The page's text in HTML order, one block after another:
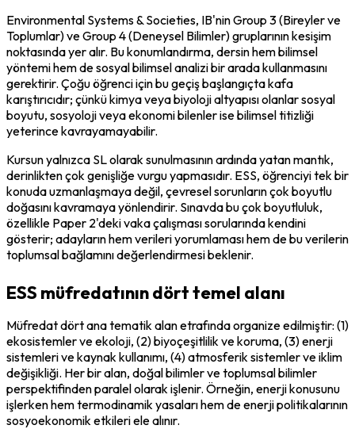
Environmental Systems & Societies, IB'nin Group 3 (Bireyler ve
Toplumlar) ve Group 4 (Deneysel Bilimler) gruplarının kesişim
noktasında yer alır. Bu konumlandırma, dersin hem bilimsel
yöntemi hem de sosyal bilimsel analizi bir arada kullanmasını
gerektirir. Çoğu öğrenci için bu geçiş başlangıçta kafa
karıştırıcıdır; çünkü kimya veya biyoloji altyapısı olanlar sosyal
boyutu, sosyoloji veya ekonomi bilenler ise bilimsel titizliği
yeterince kavrayamayabilir.
Kursun yalnızca SL olarak sunulmasının ardında yatan mantık,
derinlikten çok genişliğe vurgu yapmasıdır. ESS, öğrenciyi tek bir
konuda uzmanlaşmaya değil, çevresel sorunların çok boyutlu
doğasını kavramaya yönlendirir. Sınavda bu çok boyutluluk,
özellikle Paper 2'deki vaka çalışması sorularında kendini
gösterir; adayların hem verileri yorumlaması hem de bu verilerin
toplumsal bağlamını değerlendirmesi beklenir.
ESS müfredatının dört temel alanı
Müfredat dört ana tematik alan etrafında organize edilmiştir: (1)
ekosistemler ve ekoloji, (2) biyoçeşitlilik ve koruma, (3) enerji
sistemleri ve kaynak kullanımı, (4) atmosferik sistemler ve iklim
değişikliği. Her bir alan, doğal bilimler ve toplumsal bilimler
perspektifinden paralel olarak işlenir. Örneğin, enerji konusunu
işlerken hem termodinamik yasaları hem de enerji politikalarının
sosyoekonomik etkileri ele alınır.